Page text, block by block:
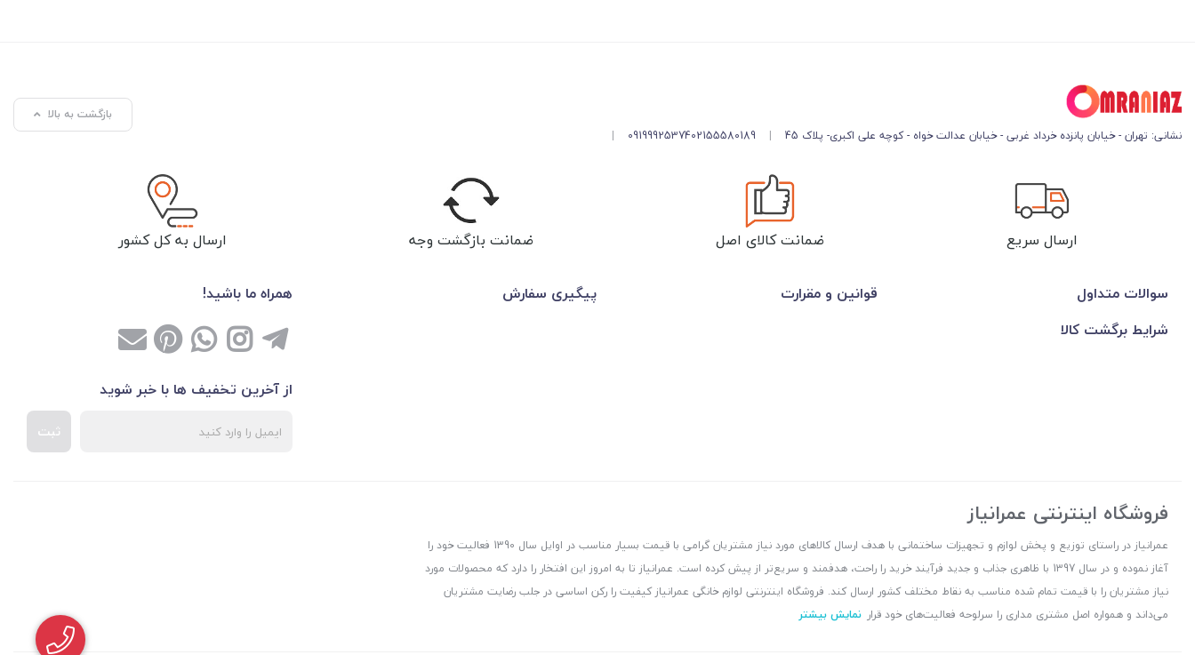
نشانی: تهران - خیابان پانزده خرداد غربی - خیابان عدالت خواه - کوچه علی اکبری- پلاک 45 |
02155580189
09199925374
|
بازگشت به بالا
ارسال سریع ضمانت کالای اصل ضمانت بازگشت وجه ارسال به کل کشور
سوالات متداول قوانین و مقرارت
پیگیری سفارش
شرایط برگشت کالا
همراه ما باشید!
از آخرین تخفیف ها با خبر شوید
ثبت
فروشگاه اینترنتی عمرانیاز
عمرانیاز در راستای توزیع و پخش لوازم و تجهیزات ساختمانی با هدف ارسال کالاهای مورد نیاز مشتریان گرامی با قیمت بسیار مناسب در اوایل سال 1390 فعالیت خود را
آغاز نموده و در سال 1397 با ظاهری جذاب و جدید فرآیند خرید را راحت، هدفمند و سریع‌تر از پیش کرده است. عمرانیاز تا به امروز این افتخار را دارد که محصولات مورد
نیاز مشتریان را با قیمت تمام شده مناسب به نقاط مختلف کشور ارسال کند. فروشگاه اینترنتی لوازم خانگی عمرانیاز کیفیت را رکن اساسی در جلب رضایت مشتریان
می‌داند و همواره اصل مشتری مداری را سرلوحه فعالیت‌های خود قرار نمایش بیشتر